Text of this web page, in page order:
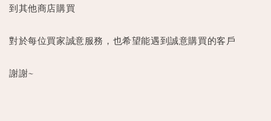
到其他商店購買
對於每位買家誠意服務，也希望能遇到誠意購買的客戶
謝謝~